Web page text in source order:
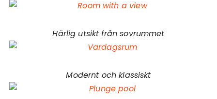
Härlig utsikt från sovrummet
Modernt och klassiskt